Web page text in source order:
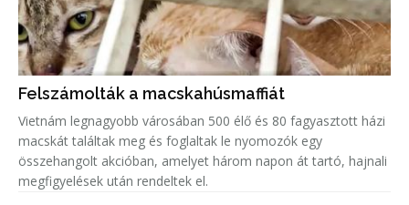
Felszámolták a macskahúsmaffiát
Vietnám legnagyobb városában 500 élő és 80 fagyasztott házi
macskát találtak meg és foglaltak le nyomozók egy
összehangolt akcióban, amelyet három napon át tartó, hajnali
megfigyelések után rendeltek el.